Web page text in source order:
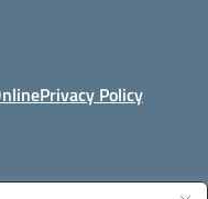
Privacy Policy